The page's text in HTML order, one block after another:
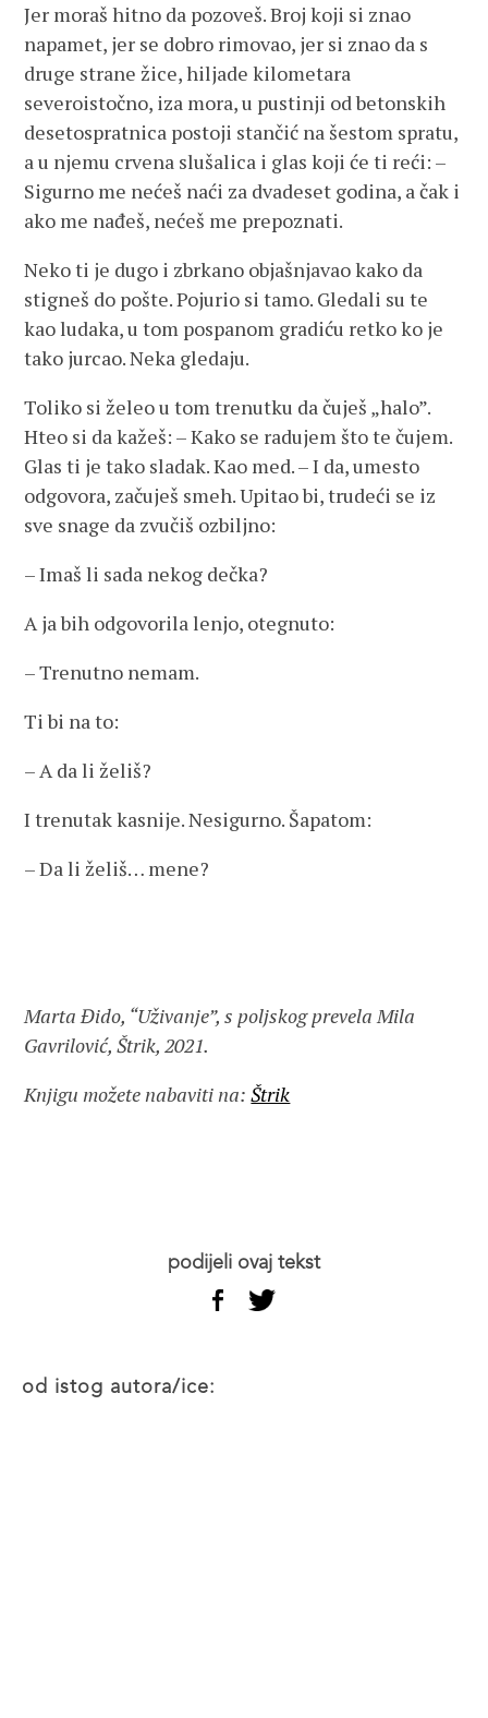
Jer moraš hitno da pozoveš. Broj koji si znao
napamet, jer se dobro rimovao, jer si znao da s
druge strane žice, hiljade kilometara
severoistočno, iza mora, u pustinji od betonskih
desetospratnica postoji stančić na šestom spratu,
a u njemu crvena slušalica i glas koji će ti reći: –
Sigurno me nećeš naći za dvadeset godina, a čak i
ako me nađeš, nećeš me prepoznati.
Neko ti je dugo i zbrkano objašnjavao kako da
stigneš do pošte. Pojurio si tamo. Gledali su te
kao ludaka, u tom pospanom gradiću retko ko je
tako jurcao. Neka gledaju.
Toliko si želeo u tom trenutku da čuješ „halo”.
Hteo si da kažeš: – Kako se radujem što te čujem.
Glas ti je tako sladak. Kao med. – I da, umesto
odgovora, začuješ smeh. Upitao bi, trudeći se iz
sve snage da zvučiš ozbiljno:
– Imaš li sada nekog dečka?
A ja bih odgovorila lenjo, otegnuto:
– Trenutno nemam.
Ti bi na to:
– A da li želiš?
I trenutak kasnije. Nesigurno. Šapatom:
– Da li želiš… mene?
Marta Đido, “Uživanje”, s poljskog prevela Mila
Gavrilović, Štrik, 2021.
Knjigu možete nabaviti na:Štrik
podijeli ovaj tekst
od istog autora/ice: